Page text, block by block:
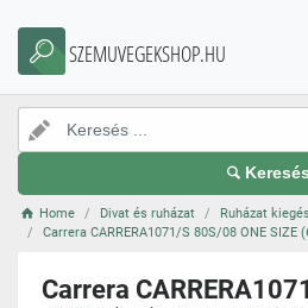
SZEMUVEGEKSHOP.HU
Keresés
Home Divat és ruházat Ruházat
Carrera CARRERA1071/S 80S/08 ONE SIZE
Carrera